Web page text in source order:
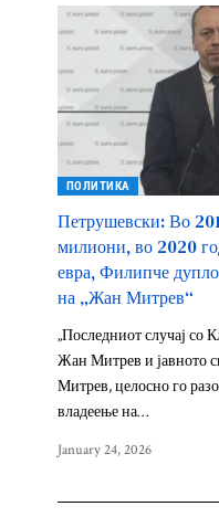
ПОЛИТИКА
Петрушевски: Во
милиони, во 2020
евра, Филипче
на „Жан Митрев“
„Последниот случај со
Жан Митрев и јавното
Митрев, целосно го
владеење на…
January 24, 2026